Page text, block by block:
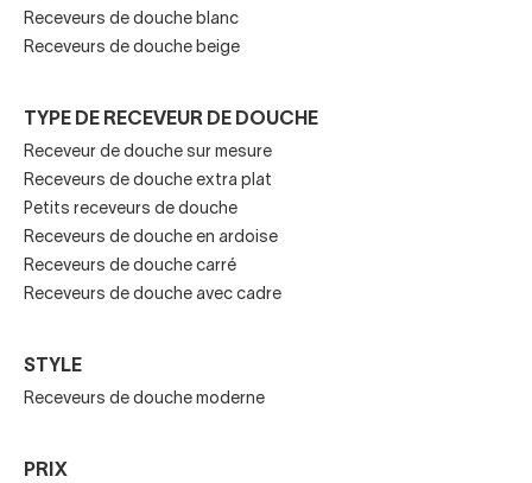
Des matériaux innovants et durables
Les receveurs de douche dernier cri utilisent des
composites haute densité, de la résine minérale ou du grès
cérame affiné. Ces matériaux offrent rigidité, stabilité et
résistance aux chocs. Ils garantissent une longue durée de
vie tout en restant faciles à installer. Un receveur de douche
contemporain haut de gamme combine légèreté, solidité
et look irréprochable.
Sécurité et confort au quotidien
Receveurs de douche blanc
Receveurs de douche beige
TYPE DE RECEVEUR DE DOUCHE
Receveur de douche sur mesure
Receveurs de douche extra plat
Petits receveurs de douche
Receveurs de douche en ardoise
Receveurs de douche carré
Receveurs de douche avec cadre
STYLE
Receveurs de douche moderne
PRIX